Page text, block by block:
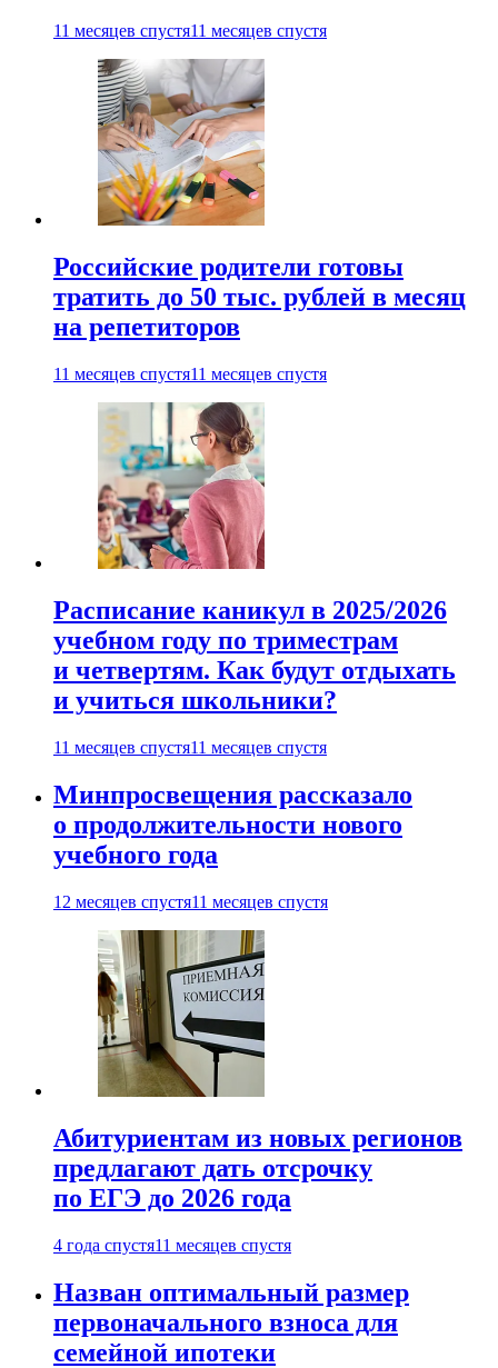
11 месяцев спустя11 месяцев спустя
Российские родители готовы
тратить до 50 тыс. рублей в месяц
на репетиторов
11 месяцев спустя11 месяцев спустя
Расписание каникул в 2025/2026
учебном году по триместрам
и четвертям. Как будут отдыхать
и учиться школьники?
11 месяцев спустя11 месяцев спустя
Минпросвещения рассказало
о продолжительности нового
учебного года
12 месяцев спустя11 месяцев спустя
Абитуриентам из новых регионов
предлагают дать отсрочку
по ЕГЭ до 2026 года
4 года спустя11 месяцев спустя
Назван оптимальный размер
первоначального взноса для
семейной ипотеки